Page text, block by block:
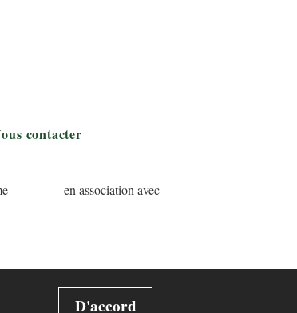
contacter
en association avec
D'accord